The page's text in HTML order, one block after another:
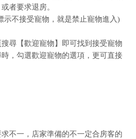
者要求退房。
示不接受寵物，就是禁止寵物進入)
尋【歡迎寵物】即可找到接受寵物
，勾選歡迎寵物的選項，更可直接
不一，店家準備的不一定合房客的